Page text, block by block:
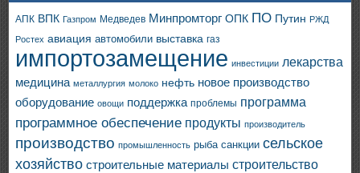
АПК ВПК Газпром Медведев Минпромторг ОПК ПО Путин РЖД
Ростех авиация автомобили выставка газ
импортозамещение инвестиции лекарства
медицина металлургия молоко нефть новое производство
оборудование овощи поддержка проблемы программа
программное обеспечение продукты производитель
производство промышленность рыба санкции сельское
хозяйство строительные материалы строительство